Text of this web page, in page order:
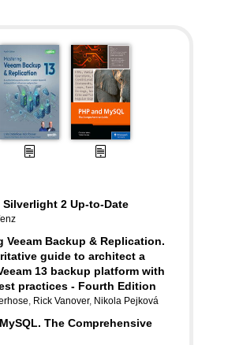
Silverlight 2 Up-to-Date
Veeam Backup & Replication.
guide to architect a
13 backup platform with
practices - Fourth Edition
, Rick Vanover, Nikola Pejková
The Comprehensive